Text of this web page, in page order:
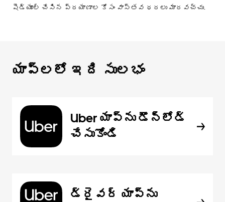
షెడ్యూల్ చేసిన ప్రయాణాల కోసం వాస్తవ ధరలు మారవచ్చు.
యాప్‌లలో ఇది సులభం
Uber యాప్‌ను డౌన్‌లోడ్
చేసుకోండి
డ్రైవర్ యాప్‌ను